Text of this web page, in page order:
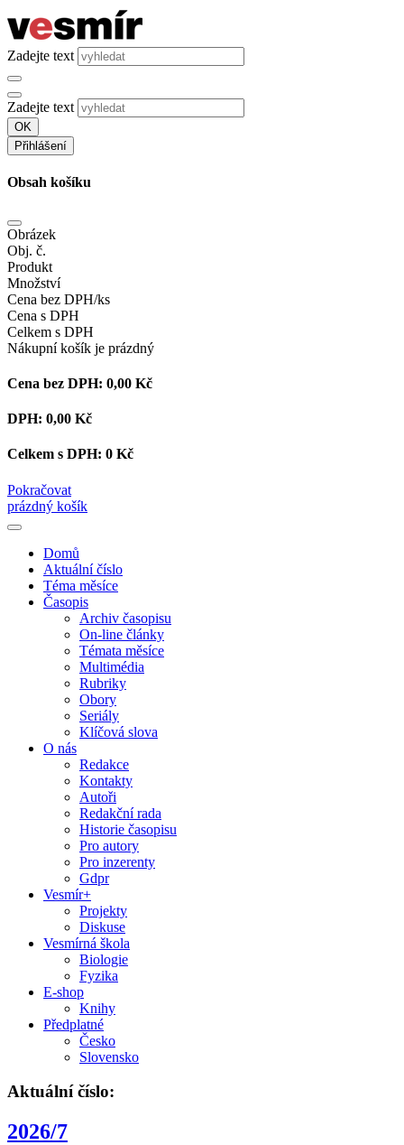
Zadejte text
Zadejte text
OK
Přihlášení
Obsah košíku
Obrázek
Obj. č.
Produkt
Množství
Cena bez DPH/ks
Cena s DPH
Celkem s DPH
Nákupní košík je prázdný
Cena bez DPH: 0,00 Kč
DPH: 0,00 Kč
Celkem s DPH: 0 Kč
Pokračovat
prázdný košík
Domů
Aktuální číslo
Téma měsíce
Časopis
Archiv časopisu
On-line články
Témata měsíce
Multimédia
Rubriky
Obory
Seriály
Klíčová slova
O nás
Redakce
Kontakty
Autoři
Redakční rada
Historie časopisu
Pro autory
Pro inzerenty
Gdpr
Vesmír+
Projekty
Diskuse
Vesmírná škola
Biologie
Fyzika
E-shop
Knihy
Předplatné
Česko
Slovensko
Aktuální číslo:
2026/7